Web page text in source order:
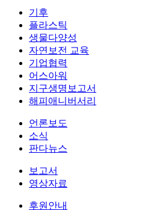
기후
플라스틱
생물다양성
자연보전 교육
기업협력
어스아워
지구생명보고서
해피애니버서리
언론보도
소식
판다뉴스
보고서
영상자료
후원안내